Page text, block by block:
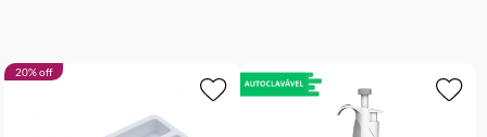
20% off